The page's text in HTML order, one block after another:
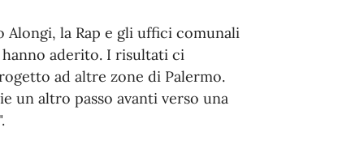
Alongi, la Rap e gli uffici comunali
aderito. I risultati ci
ad altre zone di Palermo.
un altro passo avanti verso una